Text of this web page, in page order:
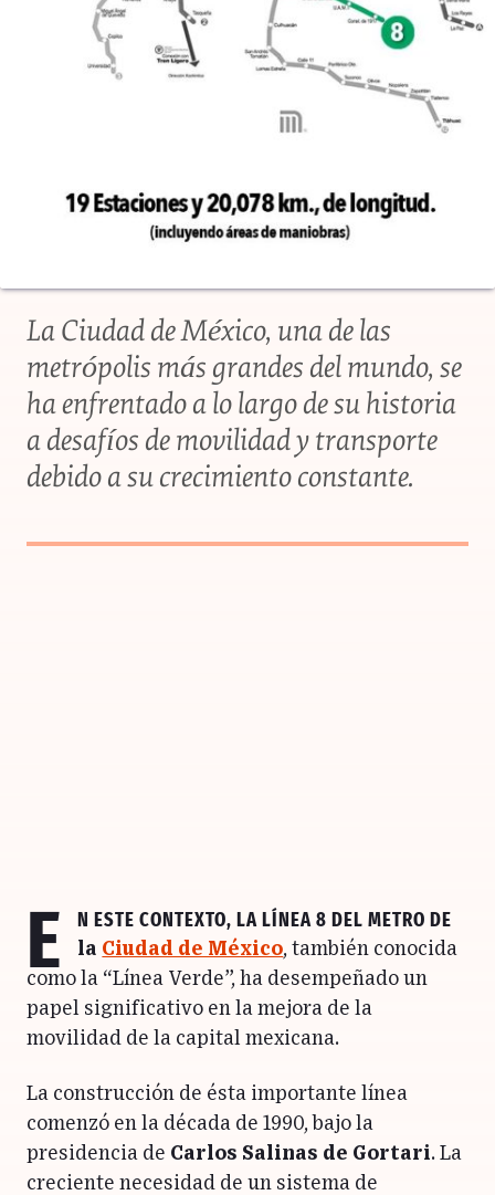
La Ciudad de México, una de las
metrópolis más grandes del mundo, se
ha enfrentado a lo largo de su historia
a desafíos de movilidad y transporte
debido a su crecimiento constante.
E n este contexto, laLínea 8 del Metro de
la Ciudad de México, también conocida
como la “Línea Verde”, ha desempeñado un
papel significativo en la mejora de la
movilidad de la capital mexicana.
La construcción de ésta importante línea
comenzó en la década de 1990, bajo la
presidencia de Carlos Salinas de Gortari. La
creciente necesidad de un sistema de